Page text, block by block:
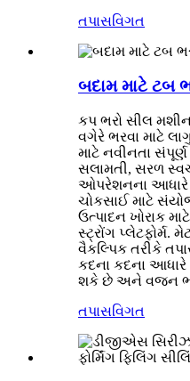
તપાસવિગત
બદામ માટે ટબ
કપ ભરો સીલ
વગેરે ભરવા માટે
માટે નવીનતા
સલામતી, સરળ
ઓપરેશનના આધારે
ચોકસાઈ માટે
ઉત્પાદન ખોરાક
સ્ટ્રોંગ પ્લેટફોર્મ.
વૈકલ્પિક તરીકે
કદના કદના આધારે
શકે છે અને વજન
તપાસવિગત